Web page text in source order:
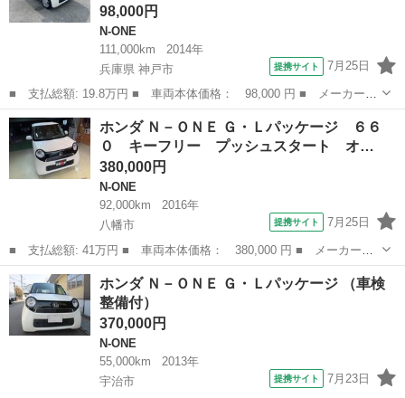
98,000円
N-ONE
111,000km
2014年
兵庫県 神戸市
提携サイト 7月25日
■ 支払総額: 19.8万円 ■ 車両本体価格： 98,000 円 ■ メーカー
名： ホンダ ■ 車種名： Ｎ－ＯＮＥ ■ グレード名： Ｇ 検２
年 メモリーナビ スマートキー ベンチシート 電格ミラー メモ
リーナビ スマ...
兵庫 神戸市 N-ONE
ホンダ Ｎ－ＯＮＥ Ｇ・Ｌパッケージ ６６
０ キーフリー プッシュスタート オ…
380,000円
N-ONE
92,000km
2016年
八幡市
提携サイト 7月25日
■ 支払総額: 41万円 ■ 車両本体価格： 380,000 円 ■ メーカー
名： ホンダ ■ 車種名： Ｎ－ＯＮＥ ■ グレード名： Ｇ・Ｌパ
ッケージ ６６０ キーフリー プッシュスタート オートエアコ
ン 禁煙車 ＣＤ ...
京都 八幡市 N-ONE
ホンダ Ｎ－ＯＮＥ Ｇ・Ｌパッケージ （車検
整備付）
370,000円
N-ONE
55,000km
2013年
宇治市
提携サイト 7月23日